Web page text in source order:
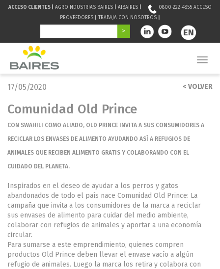
ACCESO CLIENTES | AGROINDUSTRIAS BAIRES AIBAIRES 0800-222-4855 ACCESO
PROVEEDORES
TRABAJA CON NOSOTROS
Toggle
17/05/2020 < VOLVER
Comunidad Old Prince
CON SWAHILI COMO ALIADO, OLD PRINCE INVITA A SUS CONSUMIDORES A
RECICLAR LOS ENVASES DE ALIMENTO AYUDANDO ASÍ A REFUGIOS DE
ANIMALES QUE RECIBEN ALIMENTO GRATIS Y COLABORANDO CON EL
CUIDADO DEL PLANETA.
Inspirados en el deseo de ayudar a los perros y gatos
abandonados de todo el país nace Comunidad Old Prince: La
campaña que invita a los consumidores de la marca a reciclar
sus envases de alimento para cuidar del medio ambiente,
colaborar con refugios de animales y aportar a una economía
circular.
Para sumarse a este emprendimiento, quienes compren
productos Old Prince deben llevar el envase vacío a algún
refugio de animales. Luego la marca los retira y colabora con